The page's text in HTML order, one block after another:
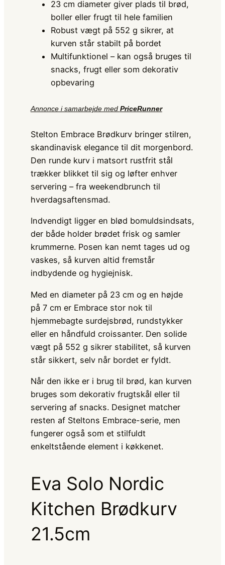
23 cm diameter giver plads til brød,
boller eller frugt til hele familien
Robust vægt på 552 g sikrer, at
kurven står stabilt på bordet
Multifunktionel – kan også bruges til
snacks, frugt eller som dekorativ
opbevaring
Annonce i samarbejde med PriceRunner
Stelton Embrace Brødkurv bringer stilren,
skandinavisk elegance til dit morgenbord.
Den runde kurv i matsort rustfrit stål
trækker blikket til sig og løfter enhver
servering – fra weekendbrunch til
hverdagsaftensmad.
Indvendigt ligger en blød bomuldsindsats,
der både holder brødet frisk og samler
krummerne. Posen kan nemt tages ud og
vaskes, så kurven altid fremstår
indbydende og hygiejnisk.
Med en diameter på 23 cm og en højde
på 7 cm er Embrace stor nok til
hjemmebagte surdejsbrød, rundstykker
eller en håndfuld croissanter. Den solide
vægt på 552 g sikrer stabilitet, så kurven
står sikkert, selv når bordet er fyldt.
Når den ikke er i brug til brød, kan kurven
bruges som dekorativ frugtskål eller til
servering af snacks. Designet matcher
resten af Steltons Embrace-serie, men
fungerer også som et stilfuldt
enkeltstående element i køkkenet.
Eva Solo Nordic
Kitchen Brødkurv
21.5cm